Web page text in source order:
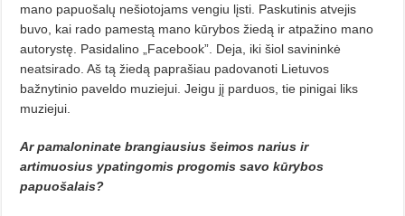
mano papuošalų nešiotojams vengiu lįsti. Paskutinis atvejis
buvo, kai rado pamestą mano kūrybos žiedą ir atpažino mano
autorystę. Pasidalino „Facebook”. Deja, iki šiol savininkė
neatsirado. Aš tą žiedą paprašiau padovanoti Lietuvos
bažnytinio paveldo muziejui. Jeigu jį parduos, tie pinigai liks
muziejui.
Ar pamaloninate brangiausius šeimos narius ir
artimuosius ypatingomis progomis savo kūrybos
papuošalais?